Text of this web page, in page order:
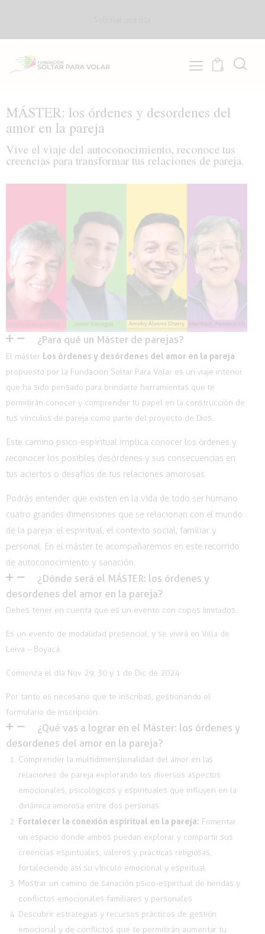
0
MÁSTER: los órdenes y desordenes del
amor en la pareja
Vive el viaje del autoconocimiento, reconoce tus
creencias para transformar tus relaciones de pareja.
¿Para qué un Máster de parejas?
El máster Los órdenes y desórdenes del amor en la pareja
propuesto por la Fundación Soltar Para Volar es un viaje interior
que ha sido pensado para brindarte herramientas que te
permitirán conocer y comprender tu papel en la construcción de
tus vínculos de pareja como parte del proyecto de Dios.
Este camino psico-espiritual implica conocer los órdenes y
reconocer los posibles desórdenes y sus consecuencias en
tus aciertos o desafíos de tus relaciones amorosas.
Podrás entender que existen en la vida de todo ser humano
cuatro grandes dimensiones que se relacionan con el mundo
de la pareja: el espiritual, el contexto social, familiar y
personal. En el máster te acompañaremos en este recorrido
de autoconocimiento y sanación.
¿Dónde será el MÁSTER: los órdenes y
desordenes del amor en la pareja?
Debes tener en cuenta que es un evento con cupos limitados.
Es un evento de modalidad presencial, y se vivirá en Villa de
Leiva – Boyacá.
Comienza el día Nov 29, 30 y 1 de Dic de 2024
Por tanto es necesario que te inscribas, gestionando el
formulario de inscripción.
¿Qué vas a lograr en el Máster: los órdenes y
desordenes del amor en la pareja?
Comprender la multidimensionalidad del amor en las
relaciones de pareja explorando los diversos aspectos
emocionales, psicológicos y espirituales que influyen en la
dinámica amorosa entre dos personas.
Fortalecer la conexión espiritual en la pareja: Fomentar
un espacio donde ambos puedan explorar y compartir sus
creencias espirituales, valores y prácticas religiosas,
fortaleciendo así su vínculo emocional y espiritual.
Mostrar un camino de sanación psico-espiritual de heridas y
conflictos emocionales familiares y personales
Descubrir estrategias y recursos prácticos de gestión
emocional y de conflictos que te permitirán aumentar tu